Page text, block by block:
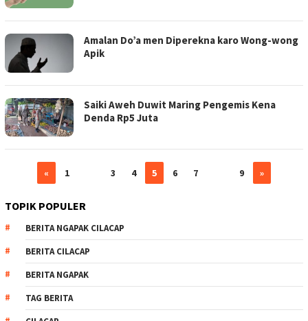
Amalan Do’a men Diperekna karo Wong-wong
Apik
Saiki Aweh Duwit Maring Pengemis Kena
Denda Rp5 Juta
« 1 3 4 5 6 7 9 »
TOPIK POPULER
BERITA NGAPAK CILACAP
BERITA CILACAP
BERITA NGAPAK
TAG BERITA